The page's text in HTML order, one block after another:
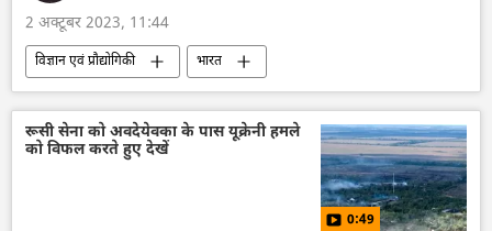
2 अक्टूबर 2023, 11:44
विज्ञान एवं प्रौद्योगिकी
भारत
भारत का विकास
इसरो
अंतरिक्ष
अंतरिक्ष उद्योग
अंतरिक्ष अनुसंधान
रूसी सेना को अवदेयेवका के पास यूक्रेनी हमले
को विफल करते हुए देखें
0:49